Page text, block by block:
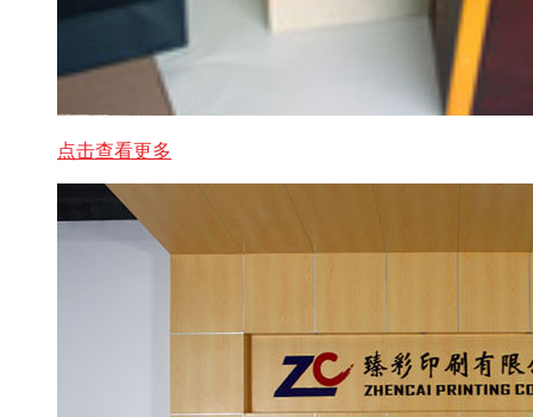
点击查看更多